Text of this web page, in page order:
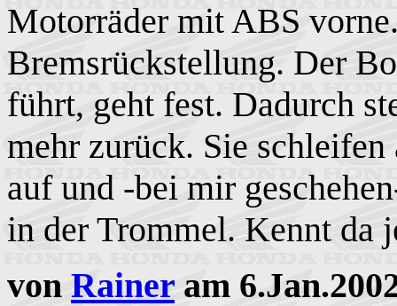
Motorräder mit ABS
Bremsrückstellung. Der
führt, geht fest. Dadurch
mehr zurück. Sie
auf und -bei mir
in der Trommel. Kennt da
von Rainer am